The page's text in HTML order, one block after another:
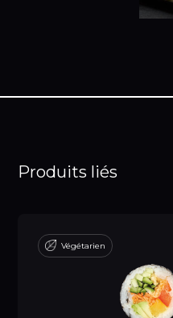
Produits liés
Végétarien